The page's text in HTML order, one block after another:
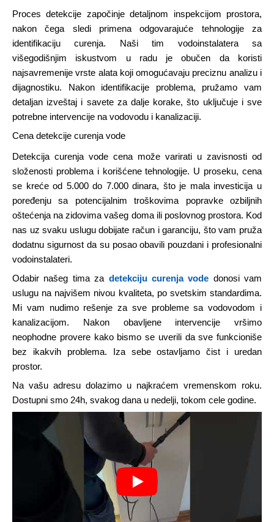
Proces detekcije započinje detaljnom inspekcijom prostora,
nakon čega sledi primena odgovarajuće tehnologije za
identifikaciju curenja. Naši tim vodoinstalatera sa
višegodišnjim iskustvom u radu je obučen da koristi
najsavremenije vrste alata koji omogućavaju preciznu analizu i
dijagnostiku. Nakon identifikacije problema, pružamo vam
detaljan izveštaj i savete za dalje korake, što uključuje i sve
potrebne intervencije na vodovodu i kanalizaciji.
Cena detekcije curenja vode
Detekcija curenja vode cena može varirati u zavisnosti od
složenosti problema i korišćene tehnologije. U proseku, cena
se kreće od 5.000 do 7.000 dinara, što je mala investicija u
poređenju sa potencijalnim troškovima popravke ozbiljnih
oštećenja na zidovima vašeg doma ili poslovnog prostora. Kod
nas uz svaku uslugu dobijate račun i garanciju, što vam pruža
dodatnu sigurnost da su posao obavili pouzdani i profesionalni
vodoinstalateri.
Odabir našeg tima za detekciju curenja vode donosi vam
uslugu na najvišem nivou kvaliteta, po svetskim standardima.
Mi vam nudimo rešenje za sve probleme sa vodovodom i
kanalizacijom. Nakon obavljene intervencije vršimo
neophodne provere kako bismo se uverili da sve funkcioniše
bez ikakvih problema. Iza sebe ostavljamo čist i uredan
prostor.
Na vašu adresu dolazimo u najkraćem vremenskom roku.
Dostupni smo 24h, svakog dana u nedelji, tokom cele godine.